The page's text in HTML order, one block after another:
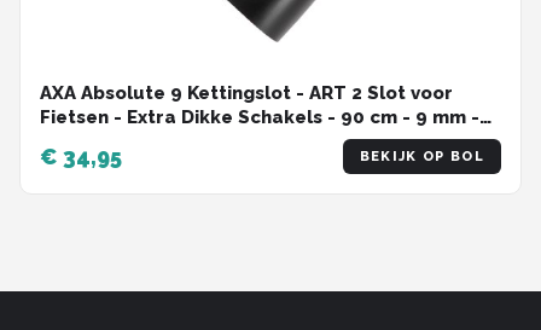
AXA Absolute 9 Kettingslot - ART 2 Slot voor
Fietsen - Extra Dikke Schakels - 90 cm - 9 mm -
€ 34,95 BEKIJK OP BOL